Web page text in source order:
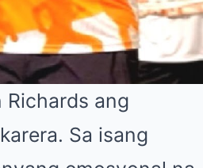
Richards ang
Sa isang